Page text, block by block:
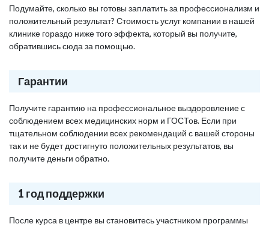
Подумайте, сколько вы готовы заплатить за профессионализм и
положительный результат? Стоимость услуг компании в нашей
клинике гораздо ниже того эффекта, который вы получите,
обратившись сюда за помощью.
Гарантии
Получите гарантию на профессиональное выздоровление с
соблюдением всех медицинских норм и ГОСТов. Если при
тщательном соблюдении всех рекомендаций с вашей стороны
так и не будет достигнуто положительных результатов, вы
получите деньги обратно.
1 год поддержки
После курса в центре вы становитесь участником программы